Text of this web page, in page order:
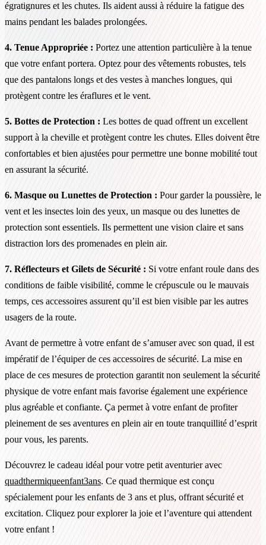
égratignures et les chutes. Ils aident aussi à réduire la fatigue des
mains pendant les balades prolongées.
4. Tenue Appropriée : Portez une attention particulière à la tenue
que votre enfant portera. Optez pour des vêtements robustes, tels
que des pantalons longs et des vestes à manches longues, qui
protègent contre les éraflures et le vent.
5. Bottes de Protection : Les bottes de quad offrent un excellent
support à la cheville et protègent contre les chutes. Elles doivent être
confortables et bien ajustées pour permettre une bonne mobilité tout
en assurant la sécurité.
6. Masque ou Lunettes de Protection : Pour garder la poussière, le
vent et les insectes loin des yeux, un masque ou des lunettes de
protection sont essentiels. Ils permettent une vision claire et sans
distraction lors des promenades en plein air.
7. Réflecteurs et Gilets de Sécurité : Si votre enfant roule dans des
conditions de faible visibilité, comme le crépuscule ou le mauvais
temps, ces accessoires assurent qu’il est bien visible par les autres
usagers de la route.
Avant de permettre à votre enfant de s’amuser avec son quad, il est
impératif de l’équiper de ces accessoires de sécurité. La mise en
place de ces mesures de protection garantit non seulement la sécurité
physique de votre enfant mais favorise également une expérience
plus agréable et confiante. Ça permet à votre enfant de profiter
pleinement de ses aventures en plein air en toute tranquillité d’esprit
pour vous, les parents.
Découvrez le cadeau idéal pour votre petit aventurier avec
quadthermiqueenfant3ans. Ce quad thermique est conçu
spécialement pour les enfants de 3 ans et plus, offrant sécurité et
excitation. Cliquez pour explorer la joie et l’aventure qui attendent
votre enfant !